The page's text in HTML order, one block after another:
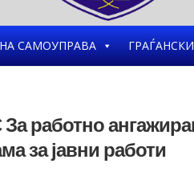
САМОУПРАВА
работно
за јавни работи